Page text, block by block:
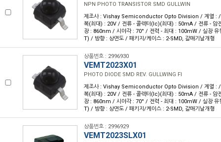
NPN PHOTO TRANSISTOR SMD GULLWIN
제조사 : Vishay Semiconductor Opto Division / 계열 : /
복(최대) : 20V / 전류 - 콜렉터(Ic)(최대) : 50mA / 전류 - 암
장 : 860nm / 시야각 : 70° / 전력 - 최대 : 100mW / 실장 유
T) / 방향 : 상면도 / 패키지/케이스 : 2-SMD, 갈매기날개형
상품번호 : 2996930
VEMT2023X01
PHOTO DIODE SMD REV. GULLWING FI
제조사 : Vishay Semiconductor Opto Division / 계열 : /
복(최대) : 20V / 전류 - 콜렉터(Ic)(최대) : 50mA / 전류 - 암
장 : 860nm / 시야각 : 70° / 전력 - 최대 : 100mW / 실장 유
T) / 방향 : 상면도 / 패키지/케이스 : 2-SMD, 갈매기날개형
상품번호 : 2996929
VEMT2023SLX01